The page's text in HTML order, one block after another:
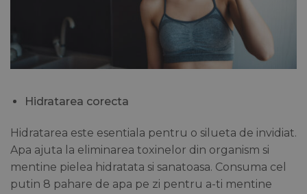
Hidratarea corecta
Hidratarea este esentiala pentru o silueta de invidiat.
Apa ajuta la eliminarea toxinelor din organism si
mentine pielea hidratata si sanatoasa. Consuma cel
putin 8 pahare de apa pe zi pentru a-ti mentine